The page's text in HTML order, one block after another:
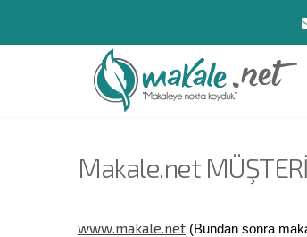
Makale.net
www.makale.net (Bundan sonra